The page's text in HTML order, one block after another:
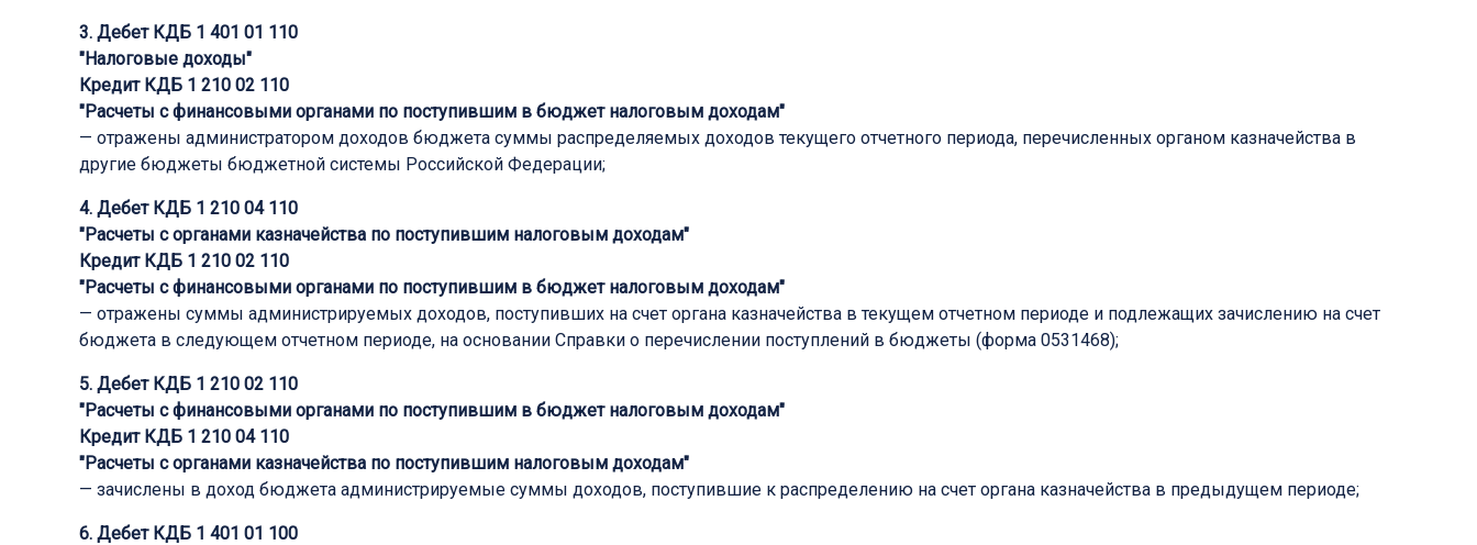
3. Дебет КДБ 1 401 01 110
"Налоговые доходы"
Кредит КДБ 1 210 02 110
"Расчеты с финансовыми органами по поступившим в бюджет налоговым доходам"
— отражены администратором доходов бюджета суммы распределяемых доходов текущего отчетного периода, перечисленных органом казначейства в
другие бюджеты бюджетной системы Российской Федерации;
4. Дебет КДБ 1 210 04 110
"Расчеты с органами казначейства по поступившим налоговым доходам"
Кредит КДБ 1 210 02 110
"Расчеты с финансовыми органами по поступившим в бюджет налоговым доходам"
— отражены суммы администрируемых доходов, поступивших на счет органа казначейства в текущем отчетном периоде и подлежащих зачислению на счет
бюджета в следующем отчетном периоде, на основании Справки о перечислении поступлений в бюджеты (форма 0531468);
5. Дебет КДБ 1 210 02 110
"Расчеты с финансовыми органами по поступившим в бюджет налоговым доходам"
Кредит КДБ 1 210 04 110
"Расчеты с органами казначейства по поступившим налоговым доходам"
— зачислены в доход бюджета администрируемые суммы доходов, поступившие к распределению на счет органа казначейства в предыдущем периоде;
6. Дебет КДБ 1 401 01 100